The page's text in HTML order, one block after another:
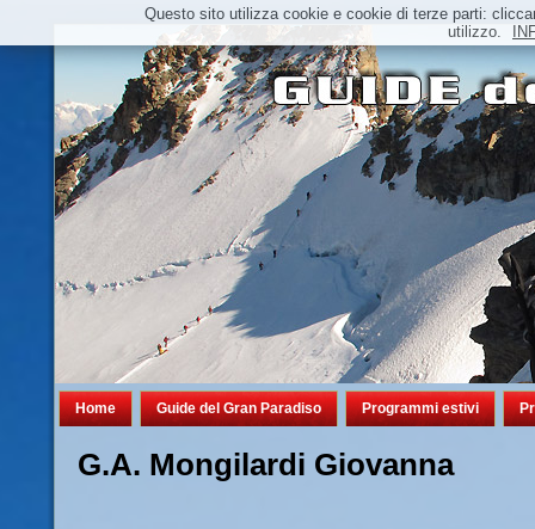
Home Guide del Gran Paradiso Programmi estivi
G.A. Mongilardi Giovanna
Questo sito utilizza cookie e cookie di terze parti:
utilizzo.